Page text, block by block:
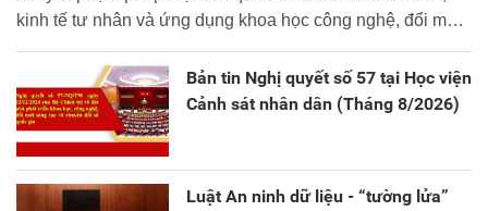
kinh tế tư nhân và ứng dụng khoa học công nghệ, đổi mới
Bản tin Nghị quyết số 57 tại Học viện
Cảnh sát nhân dân (Tháng 8/2026)
Luật An ninh dữ liệu - “tường lửa”